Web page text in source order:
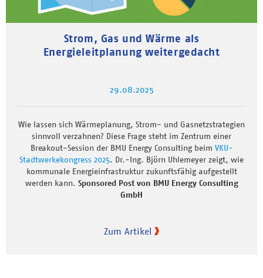
Strom, Gas und Wärme als
Energieleitplanung weitergedacht
29.08.2025
Wie lassen sich Wärmeplanung, Strom- und Gasnetzstrategien
sinnvoll verzahnen? Diese Frage steht im Zentrum einer
Breakout-Session der BMU Energy Consulting beim VKU-
Stadtwerkekongress 2025. Dr.-Ing. Björn Uhlemeyer zeigt, wie
kommunale Energieinfrastruktur zukunftsfähig aufgestellt
werden kann. Sponsored Post von BMU Energy Consulting
GmbH
Zum Artikel